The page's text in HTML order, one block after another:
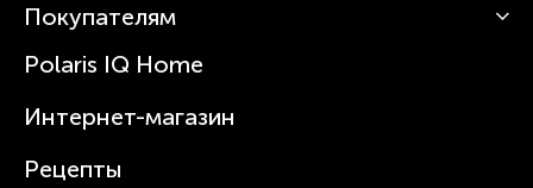
Вертикальные пылесосы
Зубные щетки и ирригаторы
Увлажнители
Посуда
О Polaris
Статьи
Покупателям
Сервисные центры
Где купить
Polaris IQ Home
Интернет-магазин
Рецепты